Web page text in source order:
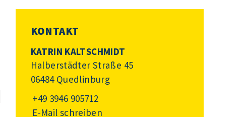
KONTAKT
KATRIN KALTSCHMIDT
Halberstädter Straße 45
06484 Quedlinburg
+49 3946 905712
E-Mail schreiben